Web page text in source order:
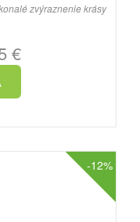
zvýraznenie krásy
€
-12%